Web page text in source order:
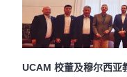
UCAM 校董及穆尔西亚